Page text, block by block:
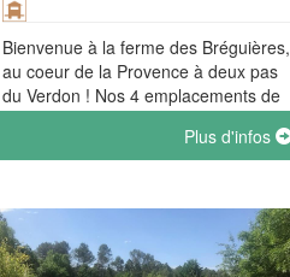
Bienvenue à la ferme des Bréguières,
au coeur de la Provence à deux pas
du Verdon ! Nos 4 emplacements de
immersion dans une campagne
vivante et préservée !
Plus d'infos